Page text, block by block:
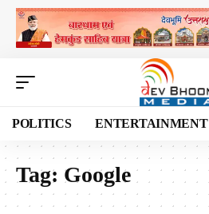
POLITICS ENTERTAINMENT
Tag: Google